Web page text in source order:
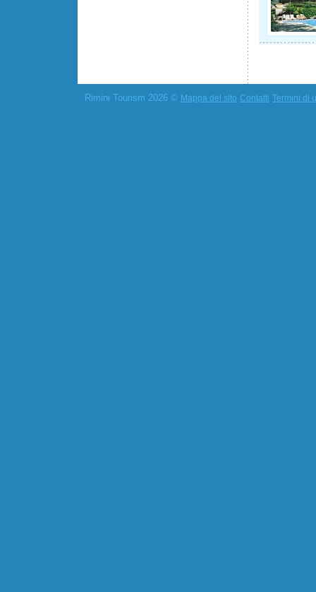
Rimini Tourism 2026 © Mappa del sito Contatti Termini di